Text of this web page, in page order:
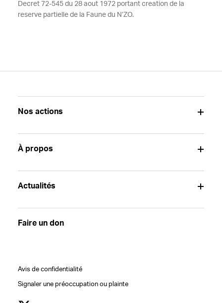
Decret 72-545 du 28 aout 1972 portant creation de la
reserve partielle de la Faune du N’ZO.
Nos actions
À propos
Actualités
Faire un don
Avis de confidentialité
Signaler une préoccupation ou plainte